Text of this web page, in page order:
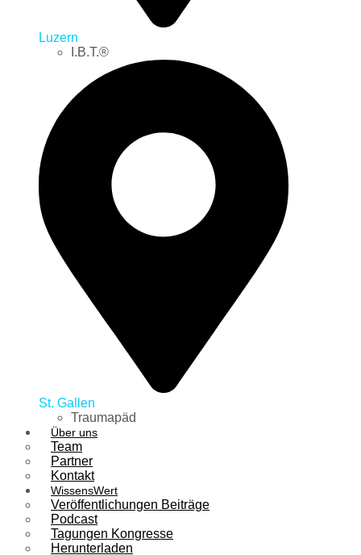
Luzern
I.B.T.®
St. Gallen
Traumapäd
Über uns
Team
Partner
Kontakt
WissensWert
Veröffentlichungen Beiträge
Podcast
Tagungen Kongresse
Herunterladen